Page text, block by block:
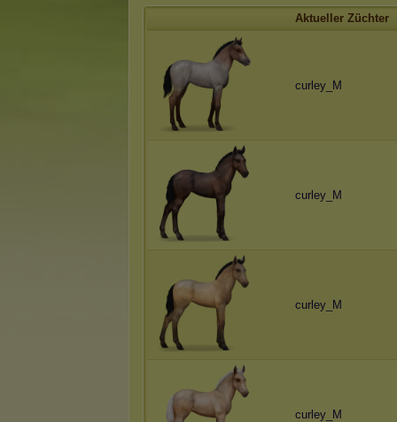
Aktueller Züchter
curley_M
curley_M
curley_M
curley_M